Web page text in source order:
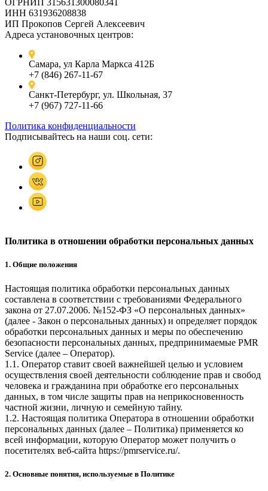
ОГРНИП 315631300080341
ИНН 631936208838
ИП Прокопов Сергей Алексеевич
Адреса установочных центров:
Самара, ул Карла Маркса 412Б
+7 (846) 267-11-67
Санкт-Петербург, ул. Школьная, 37
+7 (967) 727-11-66
Политика конфиденциальности
Подписывайтесь на наши соц. сети:
Политика в отношении обработки персональных данных
1. Общие положения
Настоящая политика обработки персональных данных
составлена в соответствии с требованиями Федерального
закона от 27.07.2006. №152-ФЗ «О персональных данных»
(далее - Закон о персональных данных) и определяет порядок
обработки персональных данных и меры по обеспечению
безопасности персональных данных, предпринимаемые PMR
Service (далее – Оператор).
1.1. Оператор ставит своей важнейшей целью и условием
осуществления своей деятельности соблюдение прав и свобод
человека и гражданина при обработке его персональных
данных, в том числе защиты прав на неприкосновенность
частной жизни, личную и семейную тайну.
1.2. Настоящая политика Оператора в отношении обработки
персональных данных (далее – Политика) применяется ко
всей информации, которую Оператор может получить о
посетителях веб-сайта https://pmrservice.ru/.
2. Основные понятия, используемые в Политике